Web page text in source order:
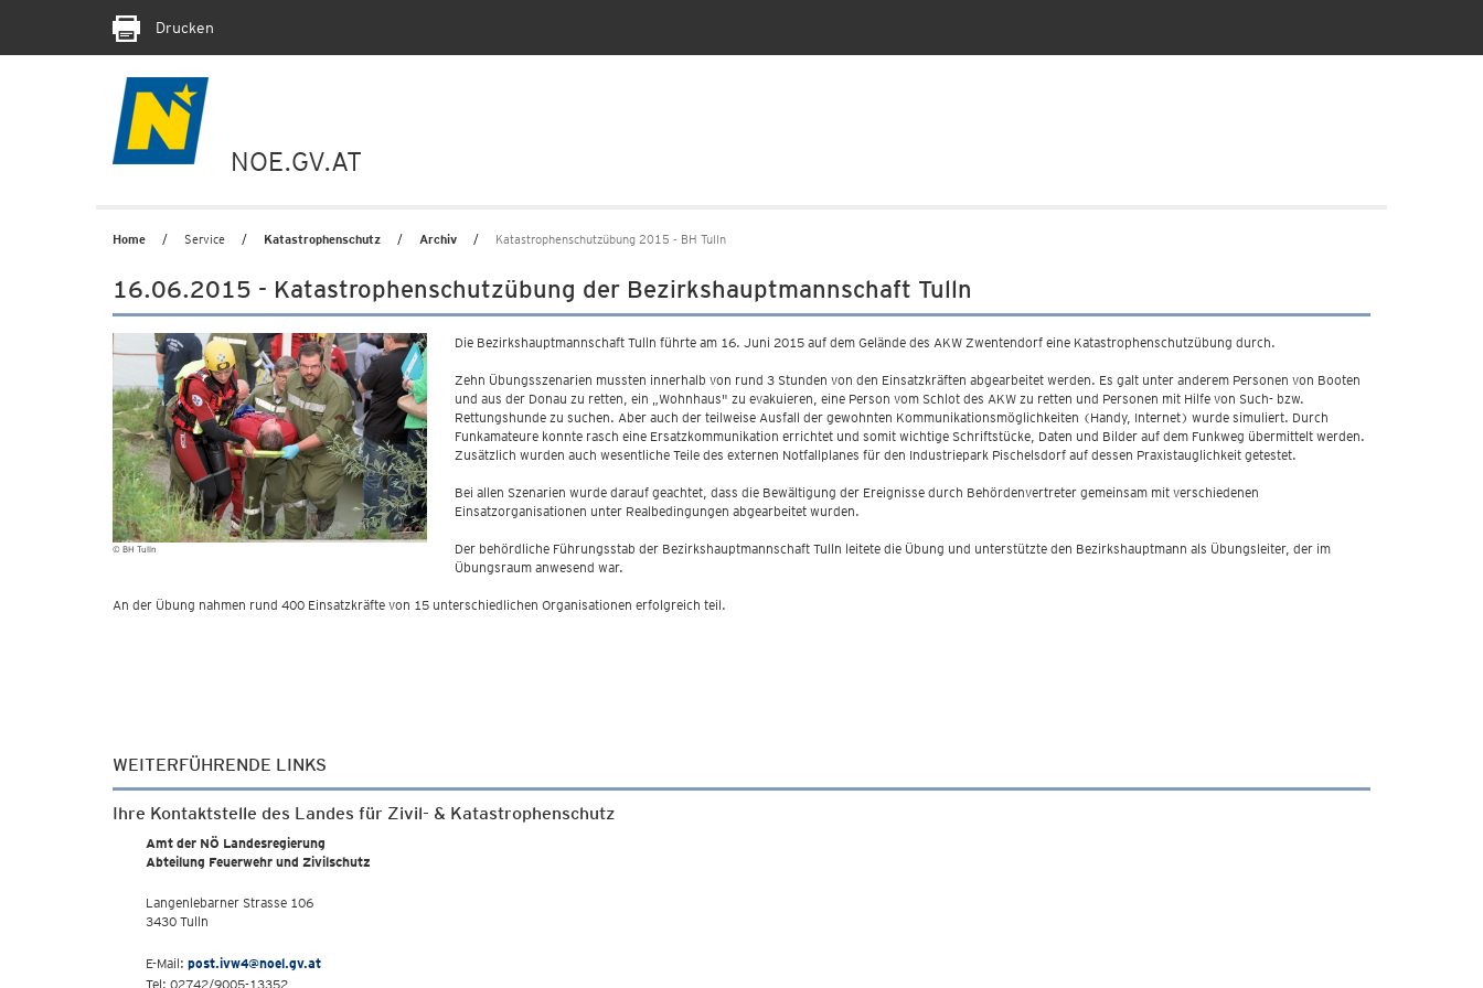
Drucken
NOE.GV.AT
Home Service Katastrophenschutz Archiv Katastrophenschutzübung 2015 - BH Tulln
16.06.2015 - Katastrophenschutzübung der Bezirkshauptmannschaft Tulln
© BH Tulln
Die Bezirkshauptmannschaft Tulln führte am 16. Juni 2015 auf dem Gelände des AKW Zwentendorf eine Katastrophenschutzübung durch.
Zehn Übungsszenarien mussten innerhalb von rund 3 Stunden von den Einsatzkräften abgearbeitet werden. Es galt unter anderem Personen von Booten
und aus der Donau zu retten, ein „Wohnhaus" zu evakuieren, eine Person vom Schlot des AKW zu retten und Personen mit Hilfe von Such- bzw.
Rettungshunde zu suchen. Aber auch der teilweise Ausfall der gewohnten Kommunikationsmöglichkeiten (Handy, Internet) wurde simuliert. Durch
Funkamateure konnte rasch eine Ersatzkommunikation errichtet und somit wichtige Schriftstücke, Daten und Bilder auf dem Funkweg übermittelt werden.
Zusätzlich wurden auch wesentliche Teile des externen Notfallplanes für den Industriepark Pischelsdorf auf dessen Praxistauglichkeit getestet.
Bei allen Szenarien wurde darauf geachtet, dass die Bewältigung der Ereignisse durch Behördenvertreter gemeinsam mit verschiedenen
Einsatzorganisationen unter Realbedingungen abgearbeitet wurden.
Der behördliche Führungsstab der Bezirkshauptmannschaft Tulln leitete die Übung und unterstützte den Bezirkshauptmann als Übungsleiter, der im
Übungsraum anwesend war.
An der Übung nahmen rund 400 Einsatzkräfte von 15 unterschiedlichen Organisationen erfolgreich teil.
WEITERFÜHRENDE LINKS
Ihre Kontaktstelle des Landes für Zivil- & Katastrophenschutz
Amt der NÖ Landesregierung
Abteilung Feuerwehr und Zivilschutz
Langenlebarner Strasse 106
3430 Tulln
E-Mail: post.ivw4@noel.gv.at
Tel: 02742/9005-13352